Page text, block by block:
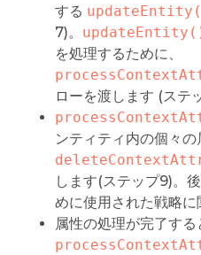
する
7)。
を処理するために、
ローを渡します (ステ
ンティティ内の個々
します(ステップ9)。
めに使用された戦略
属性の処理が完了する